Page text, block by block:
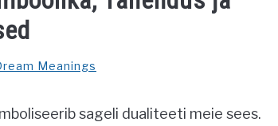
Meanings
sageli dualiteeti meie sees.